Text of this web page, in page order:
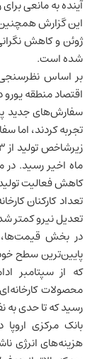
آینده به مانعی
این گزارش
ژوئن و کاهش
شده است.
بر اساس نظرسنجی
اقتصاد منطقه یورو در
سفارش‌های جدید
تجربه کردند، اما
ماه اخیر رسید.
کاهش فعالیت
تعداد کارکنان
تعدیل نیرو کمتر
در بخش قیمت‌ها،
پایین‌ترین سطح
که از سپتامبر
محصولات
رسید که تا حدی به
بانک مرکزی